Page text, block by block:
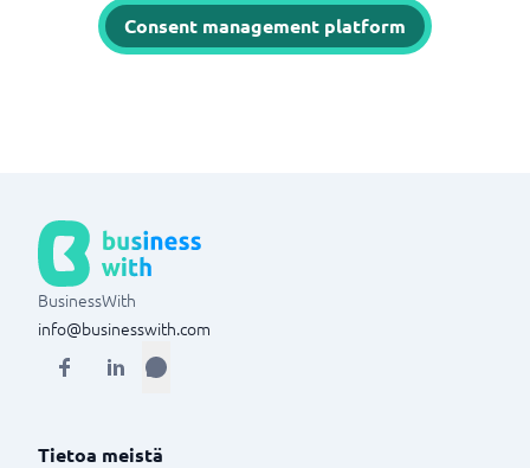
Consent management platform
BusinessWith
info@businesswith.com
Tietoa meistä